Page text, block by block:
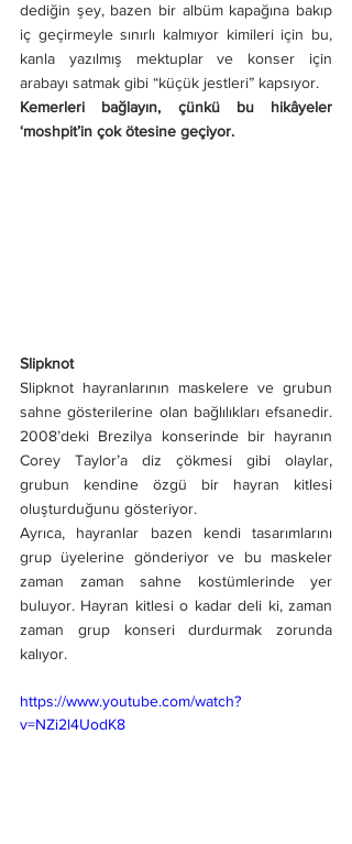
dediğin şey, bazen bir albüm kapağına bakıp
iç geçirmeyle sınırlı kalmıyor kimileri için bu,
kanla yazılmış mektuplar ve konser için
arabayı satmak gibi “küçük jestleri” kapsıyor.
Kemerleri bağlayın, çünkü bu hikâyeler
‘moshpit’in çok ötesine geçiyor.
Slipknot
Slipknot hayranlarının maskelere ve grubun
sahne gösterilerine olan bağlılıkları efsanedir.
2008’deki Brezilya konserinde bir hayranın
Corey Taylor’a diz çökmesi gibi olaylar,
grubun kendine özgü bir hayran kitlesi
oluşturduğunu gösteriyor.
Ayrıca, hayranlar bazen kendi tasarımlarını
grup üyelerine gönderiyor ve bu maskeler
zaman zaman sahne kostümlerinde yer
buluyor. Hayran kitlesi o kadar deli ki, zaman
zaman grup konseri durdurmak zorunda
kalıyor.
https://www.youtube.com/watch?
v=NZi2l4UodK8